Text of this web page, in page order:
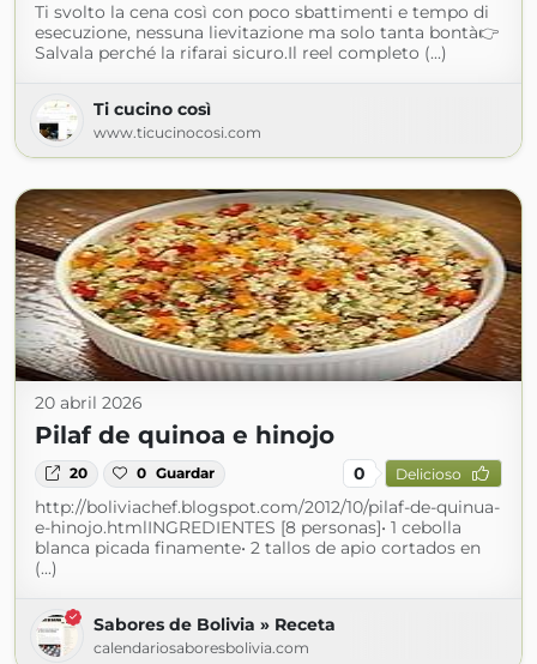
Ti svolto la cena così con poco sbattimenti e tempo di
esecuzione, nessuna lievitazione ma solo tanta bontà👉
Salvala perché la rifarai sicuro.Il reel completo (...)
Ti cucino così
www.ticucinocosi.com
20 abril 2026
Pilaf de quinoa e hinojo
20 0 Guardar 0 Delicioso
http://boliviachef.blogspot.com/2012/10/pilaf-de-quinua-
e-hinojo.htmlINGREDIENTES [8 personas]• 1 cebolla
blanca picada finamente• 2 tallos de apio cortados en
(...)
Sabores de Bolivia » Receta
calendariosaboresbolivia.com